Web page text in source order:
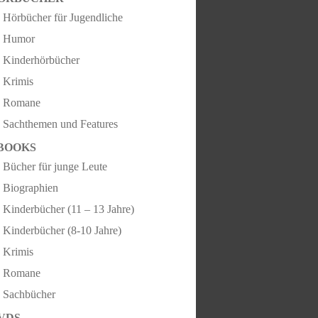
Hörbücher für Jugendliche
Humor
Kinderhörbücher
Krimis
Romane
Sachthemen und Features
Bücher für junge Leute
Biographien
Kinderbücher (11 – 13 Jahre)
Kinderbücher (8-10 Jahre)
Krimis
Romane
Sachbücher